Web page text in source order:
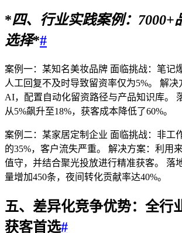
*四、行业实践案例： 7000+
选择*#
案例一：某知名美妆品牌 面临挑战：笔记
人工回复不及时导致留资率仅为5%。 解
AI，配置自动化留资路径与产品知识库。
从5%飙升至18%，获客成本降低了60%。
案例二：某家居定制企业 面临挑战：非工
的35%，客户流失严重。 解决方案：利用
值守，并结合聚光投放进行精准获客。 落
量增加450条，夜间转化贡献率达40%。
五、差异化竞争优势：全行
获客首选#